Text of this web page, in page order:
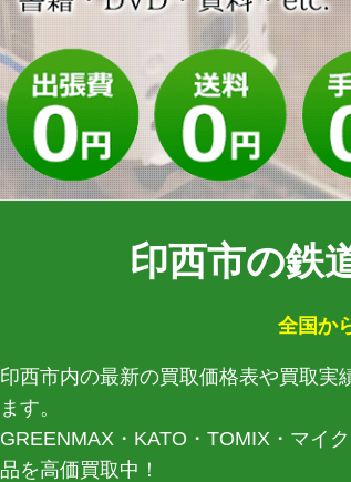
印西市の鉄
全国か
印西市内の最新の買取価格表や買取実
ます。
GREENMAX・KATO・TOMIX・マイ
品を高価買取中！